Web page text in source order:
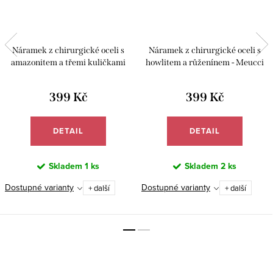
Náramek z chirurgické oceli s
amazonitem a třemi kuličkami
399 Kč
DETAIL
Skladem 1 ks
Dostupné varianty
+ další
Náramek z chirurgické oceli s
howlitem a růženínem - Meucci
399 Kč
DETAIL
Skladem 2 ks
Dostupné varianty
+ další